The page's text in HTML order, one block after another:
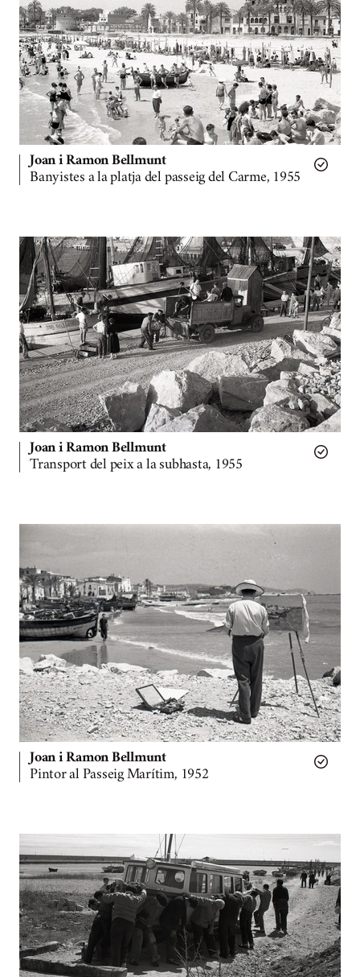
Joan i Ramon Bellmunt
Banyistes a la platja del passeig del Carme, 1955
Joan i Ramon Bellmunt
Transport del peix a la subhasta, 1955
Joan i Ramon Bellmunt
Pintor al Passeig Marítim, 1952